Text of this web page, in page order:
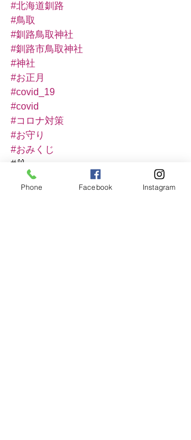
#北海道釧路
#鳥取
#釧路鳥取神社
#釧路市鳥取神社
#神社
#お正月
#covid_19
#covid
#コロナ対策
#お守り
#おみくじ
#🐰
#うさぎ
#卯年
Phone Facebook Instagram